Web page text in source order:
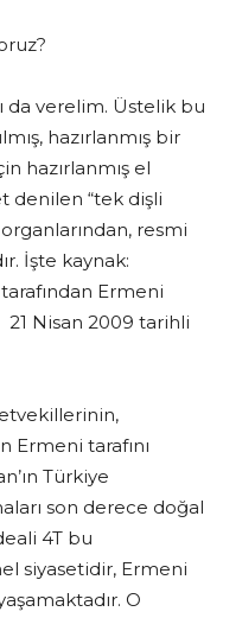
da verelim. Üstelik bu
hazırlanmış bir
hazırlanmış el
denilen “tek dişli
resmi
İşte kaynak:
Ermeni
21 Nisan 2009 tarihli
Ermeni tarafını
Türkiye
son derece doğal
4T bu
siyasetidir, Ermeni
O